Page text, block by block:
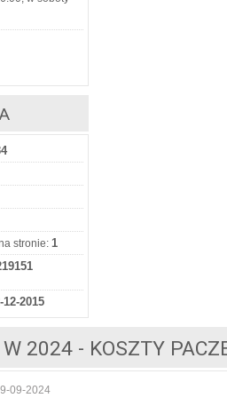
stronie: 1
12-2015
2024 - KOSZTY
09-2024